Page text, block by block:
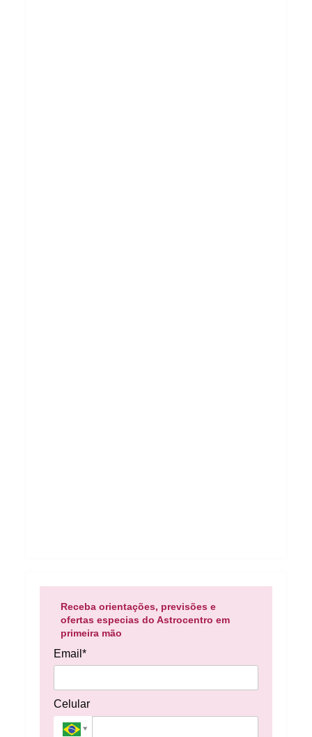
Receba orientações, previsões e
ofertas especias do Astrocentro em
primeira mão
Email*
Celular